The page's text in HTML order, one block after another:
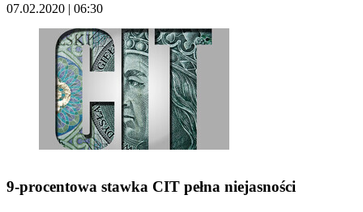
07.02.2020 | 06:30
9-procentowa stawka CIT pełna niejasności